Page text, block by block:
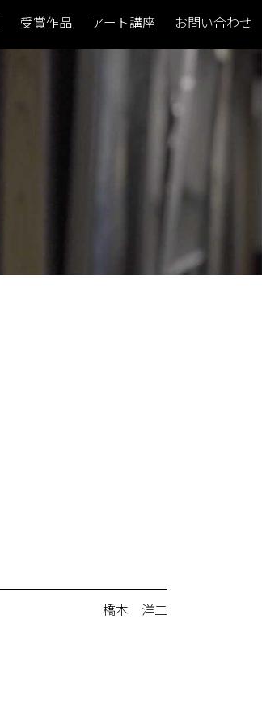
受賞作品 アート講座 お問い合わせ
橋本 洋二